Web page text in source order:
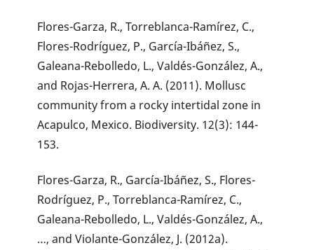
Flores-Garza, R., Torreblanca-Ramírez, C.,
Flores-Rodríguez, P., García-Ibáñez, S.,
Galeana-Rebolledo, L., Valdés-González, A.,
and Rojas-Herrera, A. A. (2011). Mollusc
community from a rocky intertidal zone in
Acapulco, Mexico. Biodiversity. 12(3): 144-
153.
Flores-Garza, R., García-Ibáñez, S., Flores-
Rodríguez, P., Torreblanca-Ramírez, C.,
Galeana-Rebolledo, L., Valdés-González, A.,
…, and Violante-González, J. (2012a).